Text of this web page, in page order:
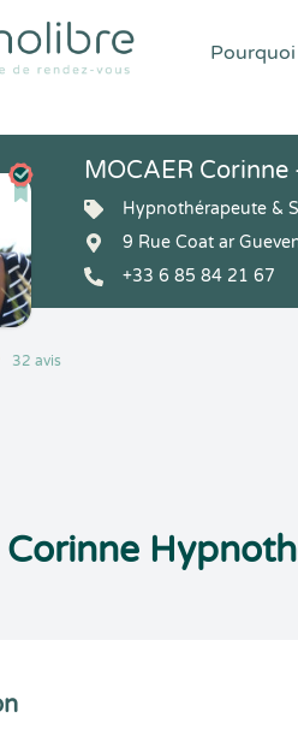
32 avis
MOCAER
Hypnothérapeute &
9 Rue Coat ar
+33 6 85 84 21 67
Corinne